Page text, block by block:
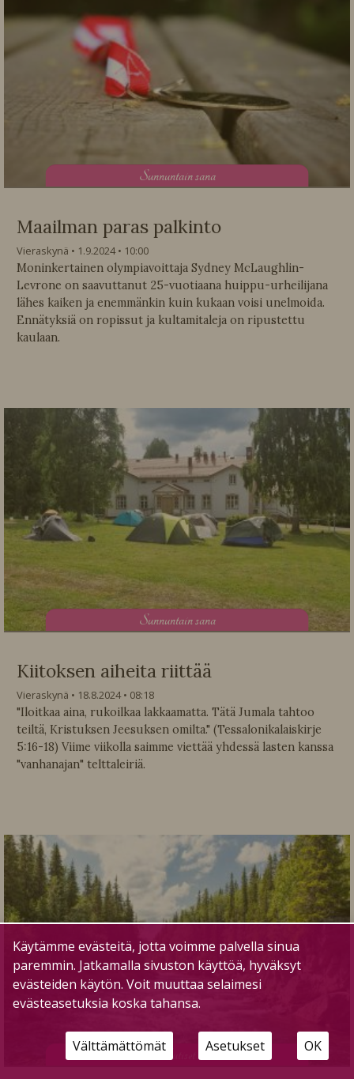
Sunnuntain sana
Maailman paras palkinto
Vieraskynä 1.9.2024
10:00
Moninkertainen olympiavoittaja Sydney McLaughlin-
Levrone on saavuttanut 25-vuotiaana huippu-urheilijana
lähes kaiken ja enemmänkin kuin kukaan voisi unelmoida.
Ennätyksiä on ropissut ja kultamitaleja on ripustettu
kaulaan.
Sunnuntain sana
Kiitoksen aiheita riittää
Vieraskynä 18.8.2024
08:18
"Iloitkaa aina, rukoilkaa lakkaamatta. Tätä Jumala tahtoo
teiltä, Kristuksen Jeesuksen omilta." (Tessalonikalaiskirje
5:16-18) Viime viikolla saimme viettää yhdessä lasten kanssa
"vanhanajan" telttaleiriä.
Uutiset
Käytämme evästeitä, jotta voimme palvella sinua
paremmin. Jatkamalla sivuston käyttöä, hyväksyt
evästeiden käytön. Voit muuttaa selaimesi
evästeasetuksia koska tahansa.
Välttämättömät Asetukset OK